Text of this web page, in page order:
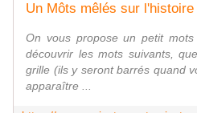
Un Môts mêlés sur
On vous propose un petit
découvrir les mots suivants,
grille (ils y seront barrés quand
apparaître ...